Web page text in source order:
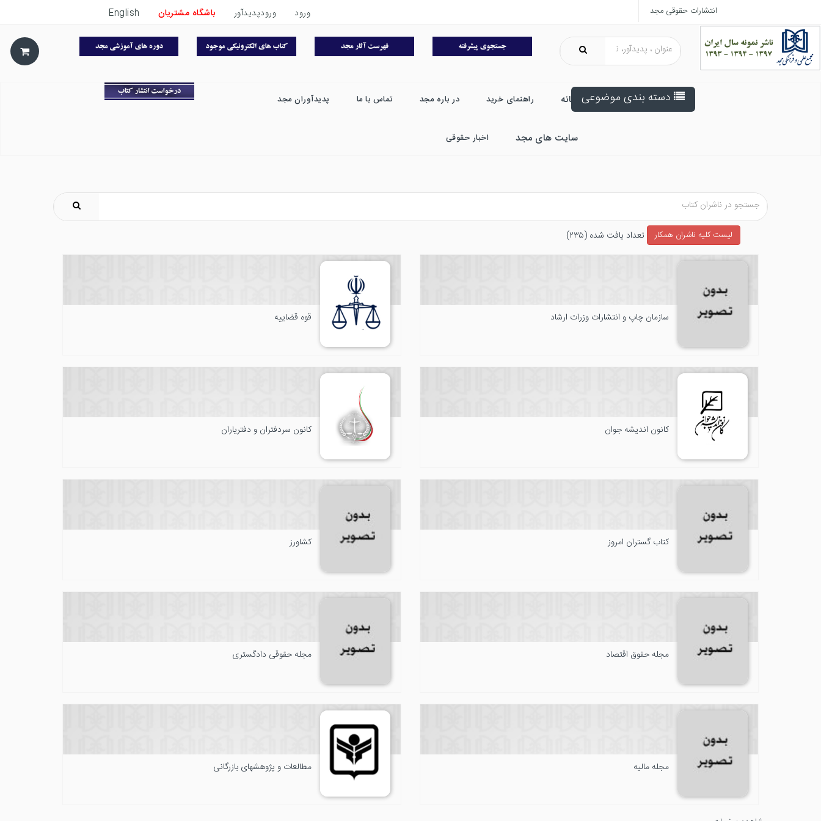
انتشارات حقوقی مجد ورود ورودپدیدآور باشگاه مشتریان English
دسته بندی موضوعی خانه راهنمای خرید در باره مجد تماس با ما پدیدآوران مجد
سایت های مجد اخبار حقوقی
ليست كليه ناشران همکار تعداد يافت شده (۲۳۵)
سازمان چاپ و انتشارات وزرات ارشاد قوه قضاییه
کانون اندیشه جوان کانون سردفتران و دفتریاران
کتاب گستران امروز کشاورز
مجله حقوق اقتصاد مجله حقوقی دادگستری
مجله مالیه مطالعات و پژوهشهای بازرگانی